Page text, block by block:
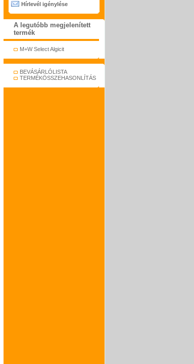
Hírlevél igénylése
A legutóbb megjelenített
termék
M+W Select Algicit
BEVÁSÁRLÓLISTA
TERMÉKÖSSZEHASONLÍTÁS